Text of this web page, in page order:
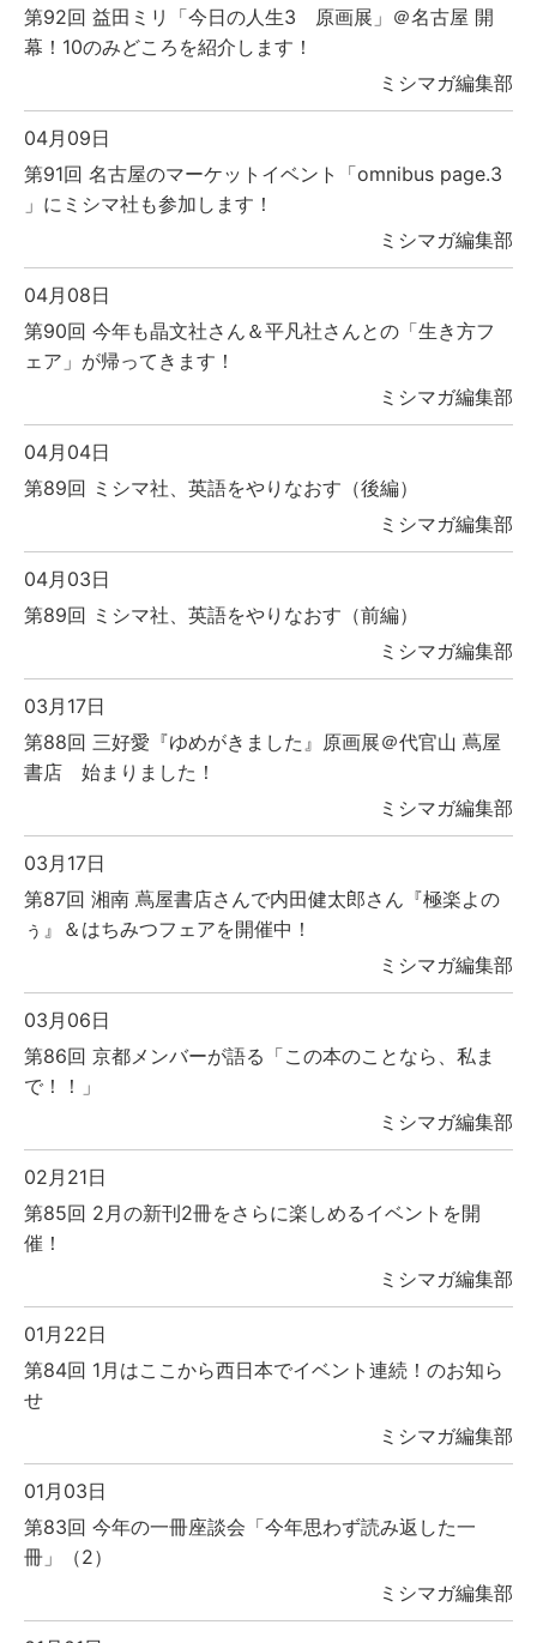
第92回 益田ミリ「今日の人生3 原画展」＠名古屋 開
幕！10のみどころを紹介します！
ミシマガ編集部
04月09日
第91回 名古屋のマーケットイベント「omnibus page.3
」にミシマ社も参加します！
ミシマガ編集部
04月08日
第90回 今年も晶文社さん＆平凡社さんとの「生き方フ
ェア」が帰ってきます！
ミシマガ編集部
04月04日
第89回 ミシマ社、英語をやりなおす（後編）
ミシマガ編集部
04月03日
第89回 ミシマ社、英語をやりなおす（前編）
ミシマガ編集部
03月17日
第88回 三好愛『ゆめがきました』原画展＠代官山 蔦屋
書店 始まりました！
ミシマガ編集部
03月17日
第87回 湘南 蔦屋書店さんで内田健太郎さん『極楽よの
ぅ』＆はちみつフェアを開催中！
ミシマガ編集部
03月06日
第86回 京都メンバーが語る「この本のことなら、私ま
で！！」
ミシマガ編集部
02月21日
第85回 2月の新刊2冊をさらに楽しめるイベントを開
催！
ミシマガ編集部
01月22日
第84回 1月はここから西日本でイベント連続！のお知ら
せ
ミシマガ編集部
01月03日
第83回 今年の一冊座談会「今年思わず読み返した一
冊」（2）
ミシマガ編集部